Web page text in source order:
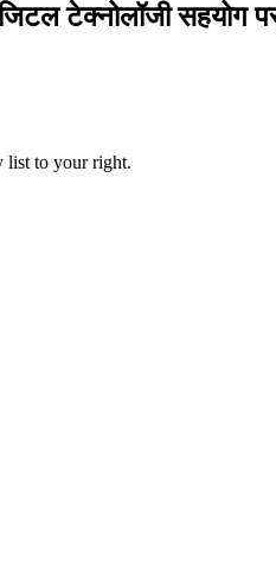
टेक्नोलॉजी सहयोग
list to your right.